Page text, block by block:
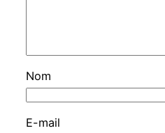
Nom
E-mail